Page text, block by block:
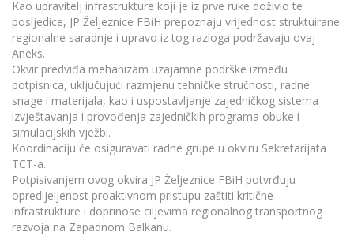
Kao upravitelj infrastrukture koji je iz prve ruke doživio te
posljedice, JP Željeznice FBiH prepoznaju vrijednost struktuirane
regionalne saradnje i upravo iz tog razloga podržavaju ovaj
Aneks.
Okvir predviđa mehanizam uzajamne podrške između
potpisnica, uključujući razmjenu tehničke stručnosti, radne
snage i materijala, kao i uspostavljanje zajedničkog sistema
izvještavanja i provođenja zajedničkih programa obuke i
simulacijskih vježbi.
Koordinaciju će osiguravati radne grupe u okviru Sekretarijata
TCT-a.
Potpisivanjem ovog okvira JP Željeznice FBiH potvrđuju
opredijeljenost proaktivnom pristupu zaštiti kritične
infrastrukture i doprinose ciljevima regionalnog transportnog
razvoja na Zapadnom Balkanu.